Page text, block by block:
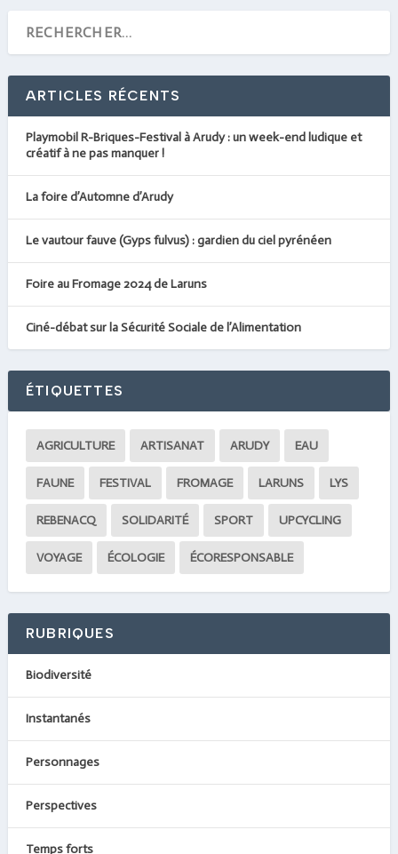
ARTICLES RÉCENTS
Playmobil R-Briques-Festival à Arudy : un week-end ludique et
créatif à ne pas manquer !
La foire d’Automne d’Arudy
Le vautour fauve (Gyps fulvus) : gardien du ciel pyrénéen
Foire au Fromage 2024 de Laruns
Ciné-débat sur la Sécurité Sociale de l’Alimentation
ÉTIQUETTES
AGRICULTURE ARTISANAT ARUDY EAU
FAUNE FESTIVAL FROMAGE LARUNS LYS
REBENACQ SOLIDARITÉ SPORT UPCYCLING
VOYAGE ÉCOLOGIE ÉCORESPONSABLE
RUBRIQUES
Biodiversité
Instantanés
Personnages
Perspectives
Temps forts